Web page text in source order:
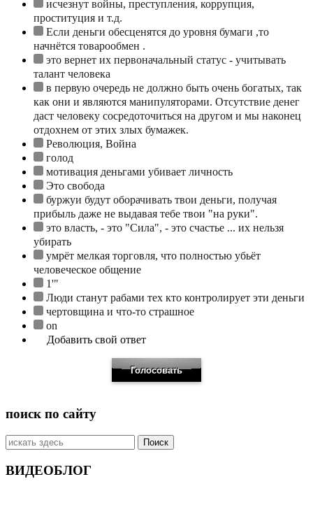
исчезнут войны, преступления, коррупция,
проституция и т.д.
Если деньги обесценятся до уровня бумаги ,то
начнётся товарообмен .
это вернет их первоначальный статус - учитывать
талант человека
в первую очередь не должно быть очень богатых, так
как они и являются манипуляторами. Отсутствие денег
даст человеку сосредоточиться на другом и мы наконец
отдохнем от этих злых бумажек.
Революция, Война
голод
мотивация деньгами убивает личность
Это свобода
буржуи будут оборачивать твои деньги, получая
прибыль даже не выдавая тебе твои "на руки".
это власть, - это "Сила", - это счастье ... их нельзя
убирать
умрёт мелкая торговля, что полностью убьёт
человеческое общение
1'"
Люди станут рабами тех кто контролирует эти деньги
чертовщина и что-то страшное
on
Добавить свой ответ
поиск по сайту
Искать:
ВИДЕОБЛОГ